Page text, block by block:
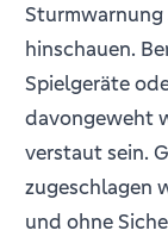
hinschauen.
Spielgeräte
davongeweht
verstaut sein.
zugeschlagen
und ohne